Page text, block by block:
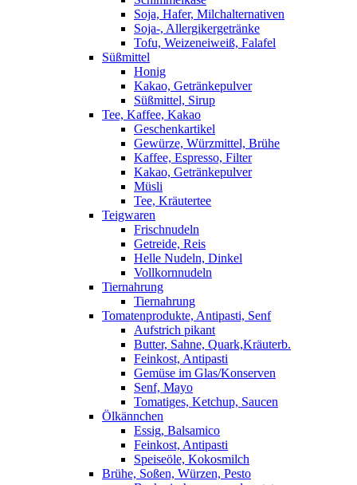
Soja, Hafer, Milchalternativen
Soja-, Allergikergetränke
Tofu, Weizeneiweiß, Falafel
Süßmittel
Honig
Kakao, Getränkepulver
Süßmittel, Sirup
Tee, Kaffee, Kakao
Geschenkartikel
Gewürze, Würzmittel, Brühe
Kaffee, Espresso, Filter
Kakao, Getränkepulver
Müsli
Tee, Kräutertee
Teigwaren
Frischnudeln
Getreide, Reis
Helle Nudeln, Dinkel
Vollkornnudeln
Tiernahrung
Tiernahrung
Tomatenprodukte, Antipasti, Senf
Aufstrich pikant
Butter, Sahne, Quark,Kräuterb.
Feinkost, Antipasti
Gemüse im Glas/Konserven
Senf, Mayo
Tomatiges, Ketchup, Saucen
Ölkännchen
Essig, Balsamico
Feinkost, Antipasti
Speiseöle, Kokosmilch
Brühe, Soßen, Würzen, Pesto